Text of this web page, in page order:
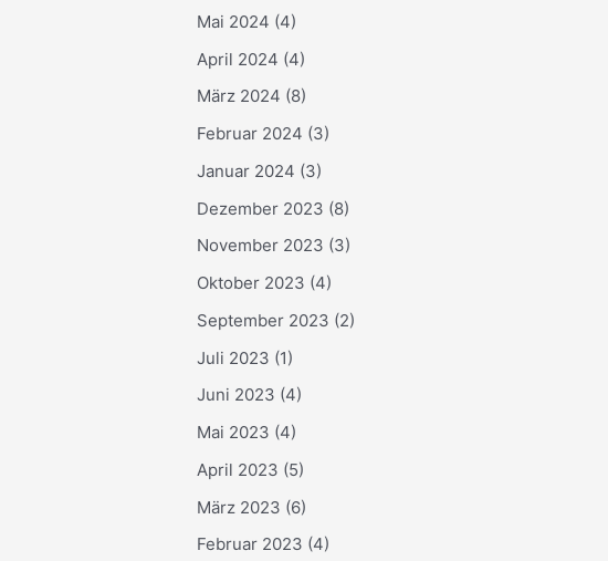
Mai 2024 (4)
April 2024 (4)
März 2024 (8)
Februar 2024 (3)
Januar 2024 (3)
Dezember 2023 (8)
November 2023 (3)
Oktober 2023 (4)
September 2023 (2)
Juli 2023 (1)
Juni 2023 (4)
Mai 2023 (4)
April 2023 (5)
März 2023 (6)
Februar 2023 (4)